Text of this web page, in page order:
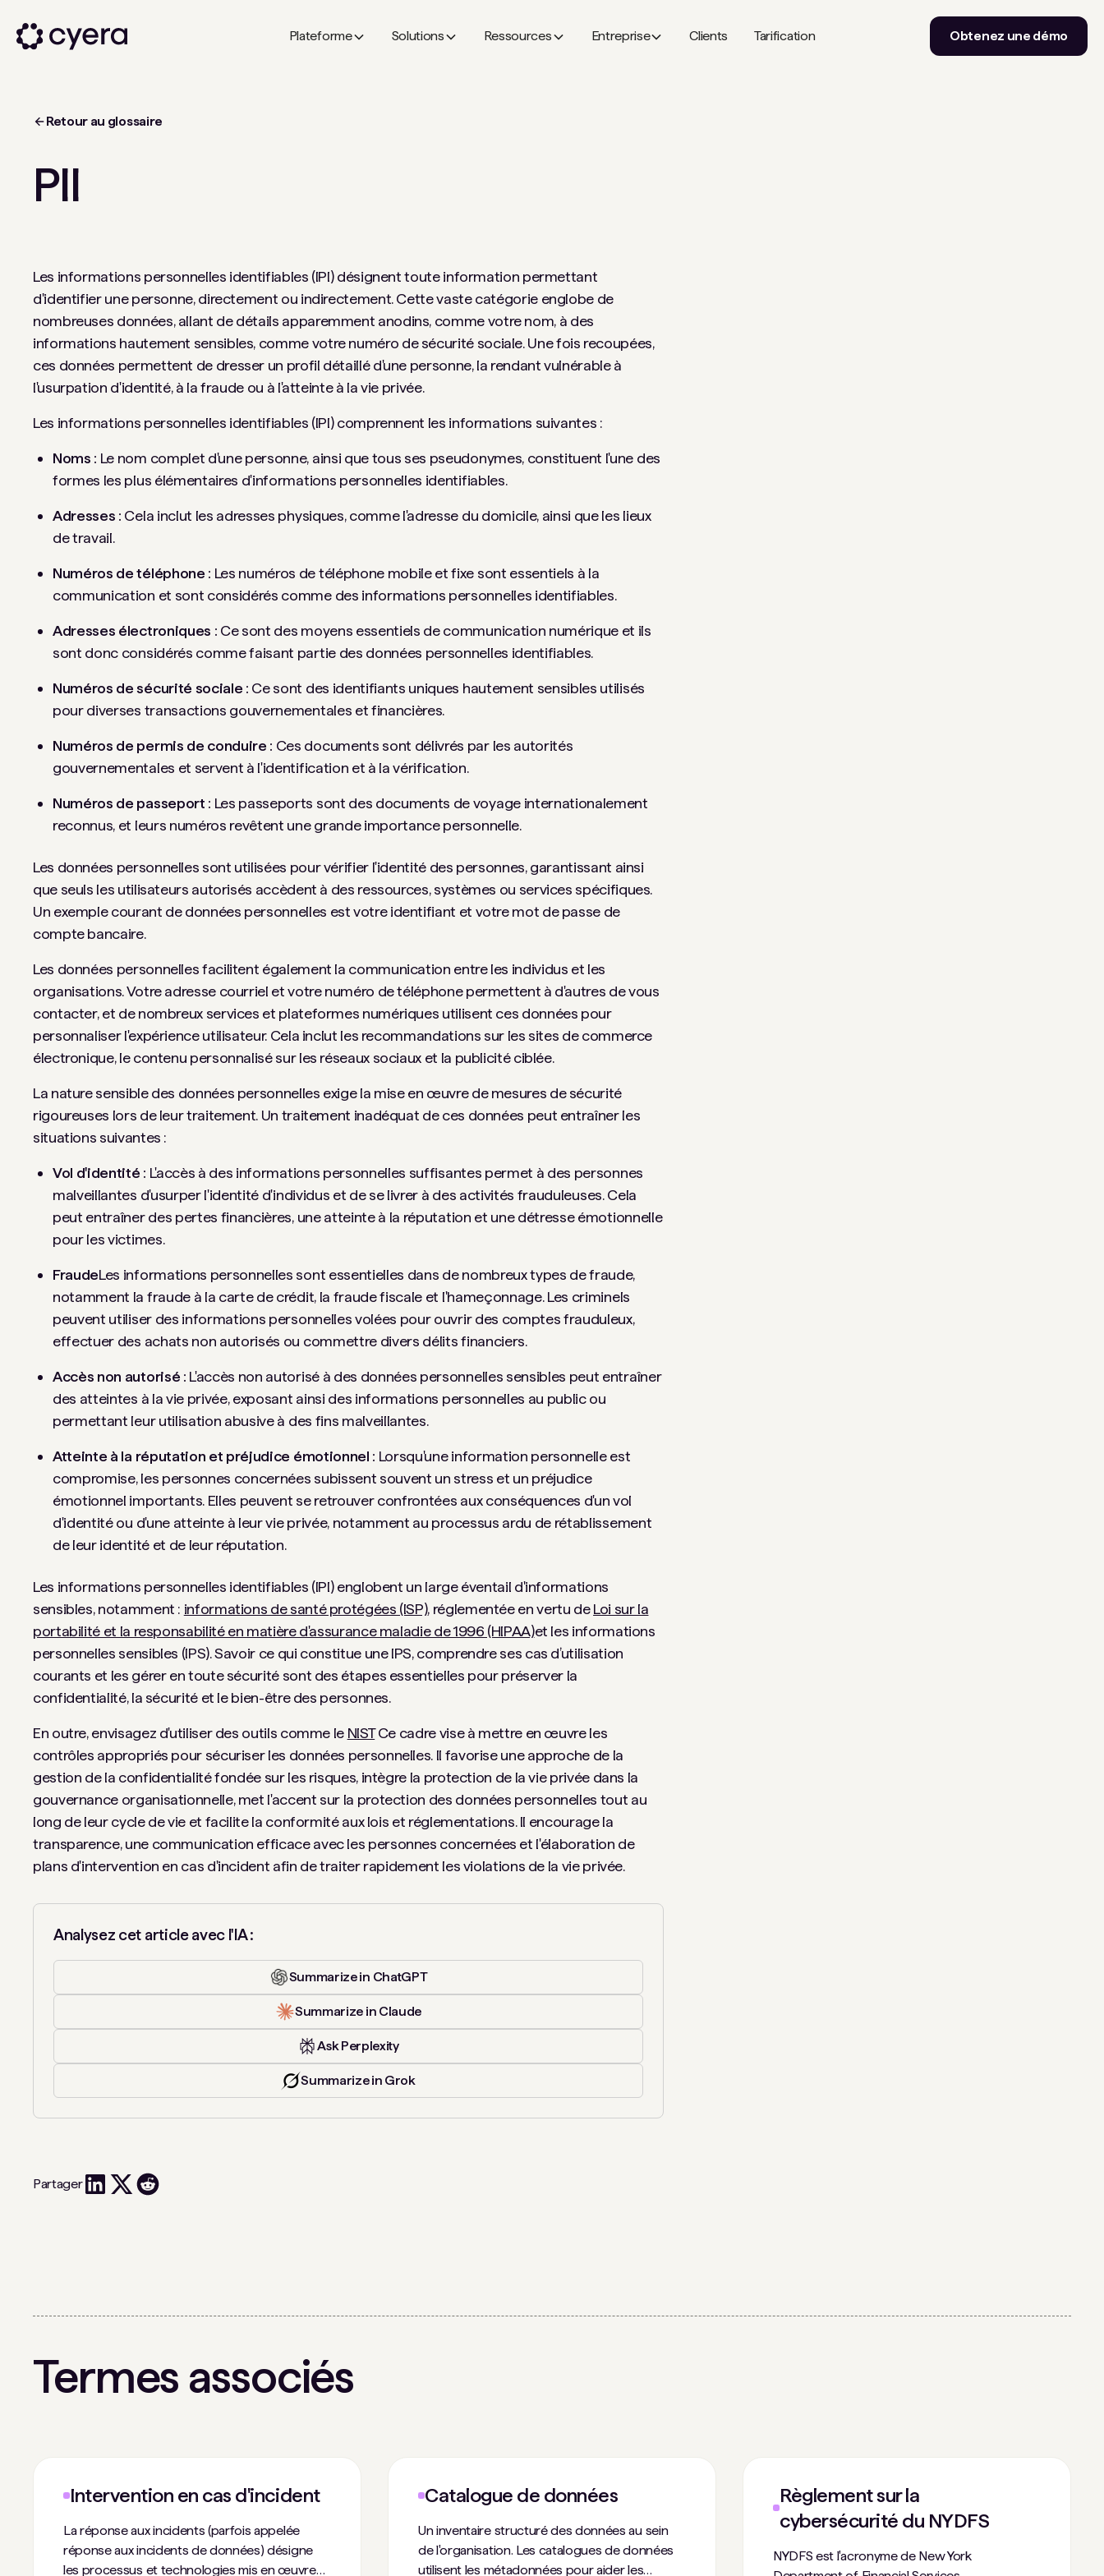
Plateforme Solutions Ressources Entreprise Clients Tarification Obtenez une démo
Retour au glossaire
PII
Les informations personnelles identifiables (IPI) désignent toute information permettant
d'identifier une personne, directement ou indirectement. Cette vaste catégorie englobe de
nombreuses données, allant de détails apparemment anodins, comme votre nom, à des
informations hautement sensibles, comme votre numéro de sécurité sociale. Une fois recoupées,
ces données permettent de dresser un profil détaillé d'une personne, la rendant vulnérable à
l'usurpation d'identité, à la fraude ou à l'atteinte à la vie privée.
Les informations personnelles identifiables (IPI) comprennent les informations suivantes :
Noms : Le nom complet d'une personne, ainsi que tous ses pseudonymes, constituent l'une des
formes les plus élémentaires d'informations personnelles identifiables.
Adresses : Cela inclut les adresses physiques, comme l'adresse du domicile, ainsi que les lieux
de travail.
Numéros de téléphone : Les numéros de téléphone mobile et fixe sont essentiels à la
communication et sont considérés comme des informations personnelles identifiables.
Adresses électroniques : Ce sont des moyens essentiels de communication numérique et ils
sont donc considérés comme faisant partie des données personnelles identifiables.
Numéros de sécurité sociale : Ce sont des identifiants uniques hautement sensibles utilisés
pour diverses transactions gouvernementales et financières.
Numéros de permis de conduire : Ces documents sont délivrés par les autorités
gouvernementales et servent à l'identification et à la vérification.
Numéros de passeport : Les passeports sont des documents de voyage internationalement
reconnus, et leurs numéros revêtent une grande importance personnelle.
Les données personnelles sont utilisées pour vérifier l'identité des personnes, garantissant ainsi
que seuls les utilisateurs autorisés accèdent à des ressources, systèmes ou services spécifiques.
Un exemple courant de données personnelles est votre identifiant et votre mot de passe de
compte bancaire.
Les données personnelles facilitent également la communication entre les individus et les
organisations. Votre adresse courriel et votre numéro de téléphone permettent à d'autres de vous
contacter, et de nombreux services et plateformes numériques utilisent ces données pour
personnaliser l'expérience utilisateur. Cela inclut les recommandations sur les sites de commerce
électronique, le contenu personnalisé sur les réseaux sociaux et la publicité ciblée.
La nature sensible des données personnelles exige la mise en œuvre de mesures de sécurité
rigoureuses lors de leur traitement. Un traitement inadéquat de ces données peut entraîner les
situations suivantes :
Vol d'identité : L'accès à des informations personnelles suffisantes permet à des personnes
malveillantes d'usurper l'identité d'individus et de se livrer à des activités frauduleuses. Cela
peut entraîner des pertes financières, une atteinte à la réputation et une détresse émotionnelle
pour les victimes.
FraudeLes informations personnelles sont essentielles dans de nombreux types de fraude,
notamment la fraude à la carte de crédit, la fraude fiscale et l'hameçonnage. Les criminels
peuvent utiliser des informations personnelles volées pour ouvrir des comptes frauduleux,
effectuer des achats non autorisés ou commettre divers délits financiers.
Accès non autorisé : L'accès non autorisé à des données personnelles sensibles peut entraîner
des atteintes à la vie privée, exposant ainsi des informations personnelles au public ou
permettant leur utilisation abusive à des fins malveillantes.
Atteinte à la réputation et préjudice émotionnel : Lorsqu'une information personnelle est
compromise, les personnes concernées subissent souvent un stress et un préjudice
émotionnel importants. Elles peuvent se retrouver confrontées aux conséquences d'un vol
d'identité ou d'une atteinte à leur vie privée, notamment au processus ardu de rétablissement
de leur identité et de leur réputation.
Les informations personnelles identifiables (IPI) englobent un large éventail d'informations
sensibles, notamment : informations de santé protégées (ISP), réglementée en vertu deLoi sur la
portabilité et la responsabilité en matière d'assurance maladie de 1996 (HIPAA)et les informations
personnelles sensibles (IPS). Savoir ce qui constitue une IPS, comprendre ses cas d’utilisation
courants et les gérer en toute sécurité sont des étapes essentielles pour préserver la
confidentialité, la sécurité et le bien-être des personnes.
En outre, envisagez d'utiliser des outils comme le NISTCe cadre vise à mettre en œuvre les
contrôles appropriés pour sécuriser les données personnelles. Il favorise une approche de la
gestion de la confidentialité fondée sur les risques, intègre la protection de la vie privée dans la
gouvernance organisationnelle, met l'accent sur la protection des données personnelles tout au
long de leur cycle de vie et facilite la conformité aux lois et réglementations. Il encourage la
transparence, une communication efficace avec les personnes concernées et l'élaboration de
plans d'intervention en cas d'incident afin de traiter rapidement les violations de la vie privée.
Analysez cet article avec l'IA :
Summarize in ChatGPT
Summarize in Claude
Ask Perplexity
Summarize in Grok
Partager
Termes associés
Intervention en cas d'incident
La réponse aux incidents (parfois appelée
réponse aux incidents de données) désigne
les processus et technologies mis en œuvre
Catalogue de données
Un inventaire structuré des données au sein
de l'organisation. Les catalogues de données
utilisent les métadonnées pour aider les
Règlement sur la
cybersécurité du NYDFS
NYDFS est l'acronyme de New York